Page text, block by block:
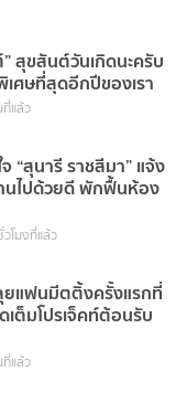
สุขสันต์วันเกิดนะครับ
ศษที่สุดอีกปีของเรา
แล้ว
สุนารี ราชสีมา” แจ้ง
ไปด้วยดี พักฟื้นห้อง
โมงที่แล้ว
ยแฟนมีตติ้งครั้งแรกที่
ต็มโปรเจ็คท์ต้อนรับ
แล้ว